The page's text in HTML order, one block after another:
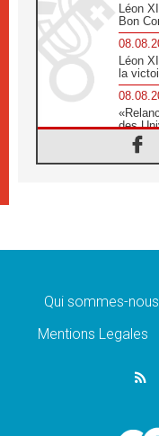
Léon
Bon
Léon
la
des
Signis
de
«La
le
En
Qui sommes-
Mentions Legales